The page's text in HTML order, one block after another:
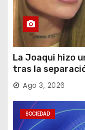
La Joaqui hizo
tras la
Ago 3, 2026
SOCIEDAD